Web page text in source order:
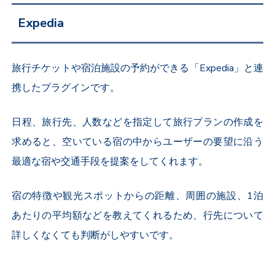
Expedia
旅行チケットや宿泊施設の予約ができる「Expedia」と連
携したプラグインです。
日程、旅行先、人数などを指定して旅行プランの作成を
求めると、空いている宿の中からユーザーの要望に沿う
最適な宿や交通手段を提案をしてくれます。
宿の特徴や観光スポットからの距離、周囲の施設、1泊
あたりの平均額などを教えてくれるため、行先について
詳しくなくても判断がしやすいです。